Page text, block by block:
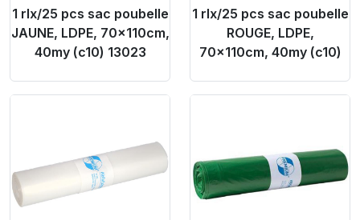
1 rlx/25 pcs sac poubelle
JAUNE, LDPE, 70x110cm,
40my (c10) 13023
1 rlx/25 pcs sac poubelle
ROUGE, LDPE,
70x110cm, 40my (c10)